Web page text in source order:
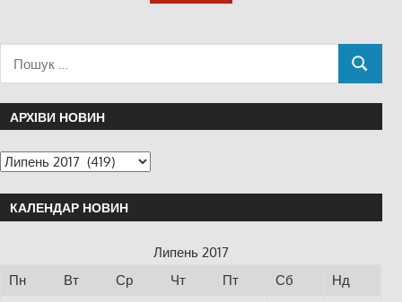
АРХІВИ НОВИН
КАЛЕНДАР НОВИН
Липень 2017
Пн
Вт Ср Чт Пт Сб
Нд